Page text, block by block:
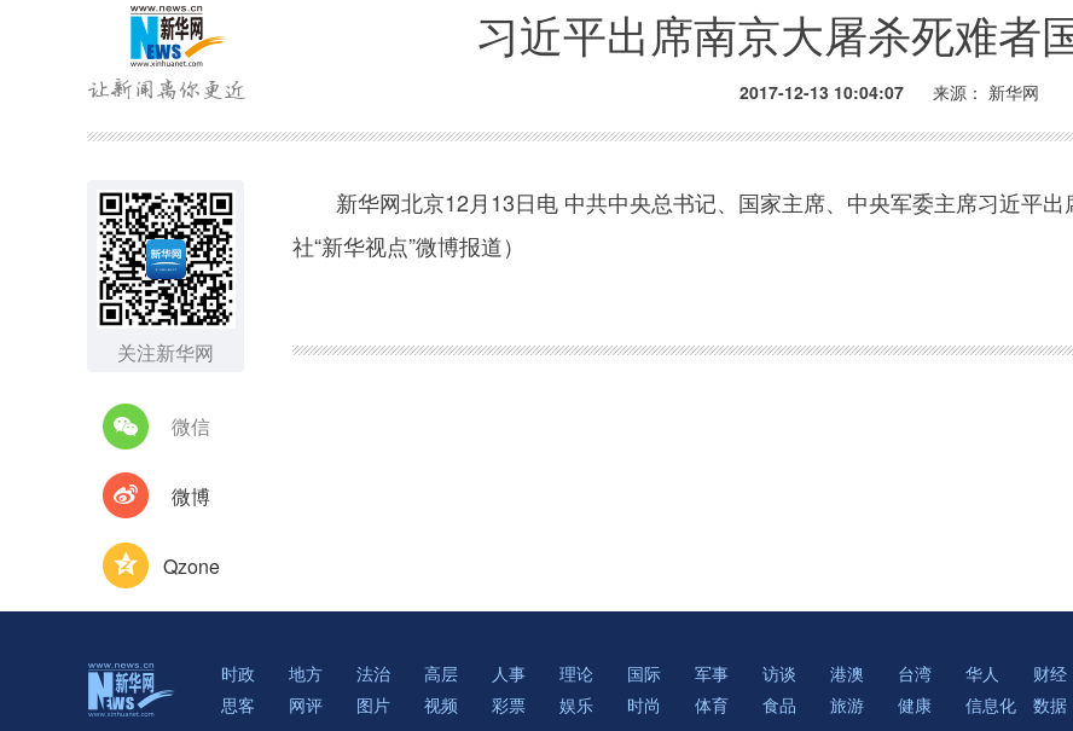
习近平出席南京大屠杀死难者
2017-12-13 10:04:07 来源： 新华网
关注新华网
微信
微博
Qzone
新华网北京12月13日电 中共中央总书记、国家主席、中央军委主席习近平出
社“新华视点”微博报道）
时政 地方 法治 高层 人事 理论 国际 军事 访谈 港澳 台湾 华人 财经
思客
网评 图片 视频 彩票 娱乐 时尚 体育 食品 旅游 健康 信息化 数据